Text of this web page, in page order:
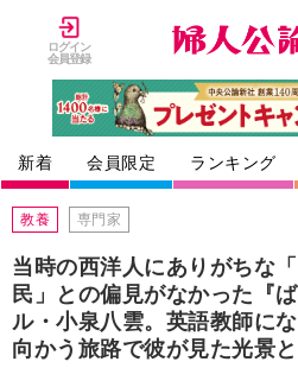
ログイン
会員登録
新着 会員限定 ランキング
教養 専門家
当時の西洋人にありがちな
民」との偏見がなかった『
ル・小泉八雲。英語教師に
向かう旅路で彼が見た光景